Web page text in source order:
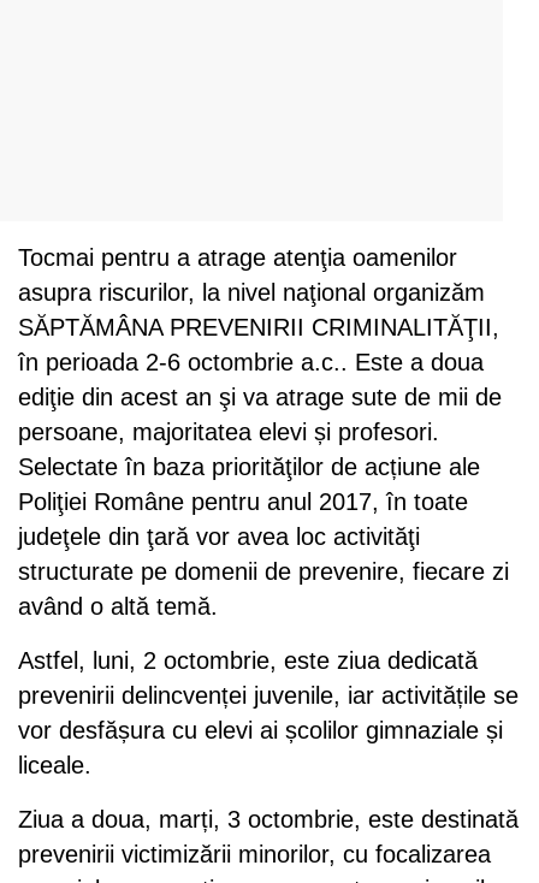
Tocmai pentru a atrage atenţia oamenilor
asupra riscurilor, la nivel naţional organizăm
SĂPTĂMÂNA PREVENIRII CRIMINALITĂŢII,
în perioada 2-6 octombrie a.c.. Este a doua
ediţie din acest an şi va atrage sute de mii de
persoane, majoritatea elevi și profesori.
Selectate în baza priorităţilor de acțiune ale
Poliţiei Române pentru anul 2017, în toate
judeţele din ţară vor avea loc activităţi
structurate pe domenii de prevenire, fiecare zi
având o altă temă.
Astfel, luni, 2 octombrie, este ziua dedicată
prevenirii delincvenței juvenile, iar activitățile se
vor desfășura cu elevi ai școlilor gimnaziale și
liceale.
Ziua a doua, marți, 3 octombrie, este destinată
prevenirii victimizării minorilor, cu focalizarea